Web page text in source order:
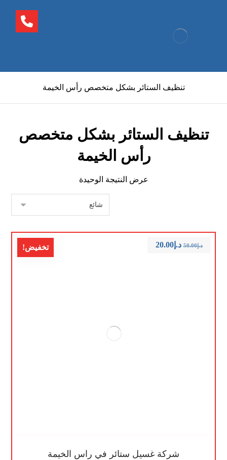
تنظيف الستائر بشكل متخصص رأس الخيمة
تنظيف الستائر بشكل متخصص
رأس الخيمة
عرض النتيجة الوحيدة
تخفيض!
شركة غسيل ستائر في راس الخيمة
د.إ50.00 د.إ20.00